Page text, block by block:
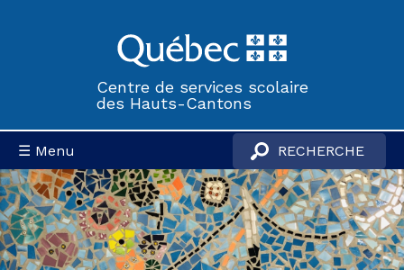
Centre de services scolaire
des Hauts-Cantons
☰ Menu